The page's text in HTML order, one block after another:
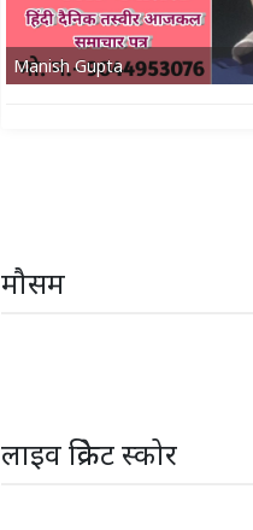
Manish Gupta
मौसम
लाइव क्रिकेट स्कोर